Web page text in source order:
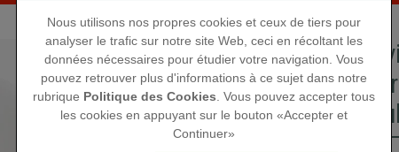
Chaise
Bois
Nous utilisons nos propres cookies et ceux de tiers pour
analyser le trafic sur notre site Web, ceci en récoltant les
données nécessaires pour étudier votre navigation. Vous
pouvez retrouver plus d'informations à ce sujet dans notre
rubrique Politique des Cookies . Vous pouvez accepter tous
les cookies en appuyant sur le bouton «Accepter et
Continuer»